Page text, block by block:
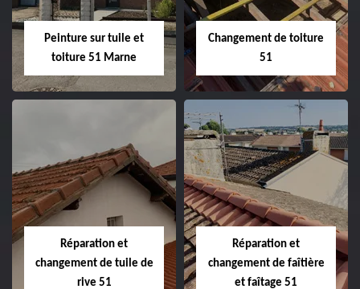
Peinture sur tuile et
toiture 51 Marne
Peinture sur tuile
et toiture 51
Marne
Changement de toiture
51
Changement de
toiture 51
Réparation et
changement de tuile de
rive 51
Réparation et
changement de faîtière
et faîtage 51